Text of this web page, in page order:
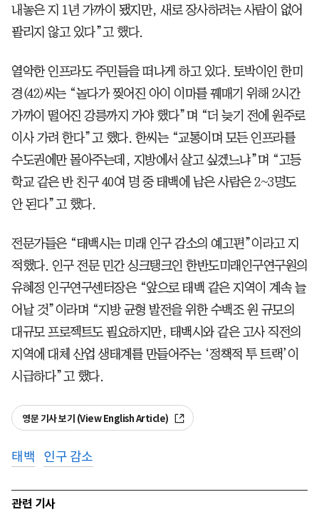
내놓은 지 1년 가까이 됐지만, 새로 장사하려는 사람이 없어
팔리지 않고 있다”고 했다.
열악한 인프라도 주민들을 떠나게 하고 있다. 토박이인 한미
경(42)씨는 “놀다가 찢어진 아이 이마를 꿰매기 위해 2시간
가까이 떨어진 강릉까지 가야 했다”며 “더 늦기 전에 원주로
이사 가려 한다”고 했다. 한씨는 “교통이며 모든 인프라를
수도권에만 몰아주는데, 지방에서 살고 싶겠느냐”며 “고등
학교 같은 반 친구 40여 명 중 태백에 남은 사람은 2~3명도
안 된다”고 했다.
전문가들은 “태백시는 미래 인구 감소의 예고편”이라고 지
적했다. 인구 전문 민간 싱크탱크인 한반도미래인구연구원의
유혜정 인구연구센터장은 “앞으로 태백 같은 지역이 계속 늘
어날 것”이라며 “지방 균형 발전을 위한 수백조 원 규모의
대규모 프로젝트도 필요하지만, 태백시와 같은 고사 직전의
지역에 대체 산업 생태계를 만들어주는 ‘정책적 투 트랙’이
시급하다”고 했다.
영문 기사 보기 (View English Article)
태백 인구 감소
관련 기사